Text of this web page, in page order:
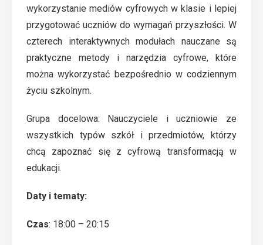
wykorzystanie mediów cyfrowych w klasie i lepiej
przygotować uczniów do wymagań przyszłości. W
czterech interaktywnych modułach nauczane są
praktyczne metody i narzędzia cyfrowe, które
można wykorzystać bezpośrednio w codziennym
życiu szkolnym.
Grupa docelowa: Nauczyciele i uczniowie ze
wszystkich typów szkół i przedmiotów, którzy
chcą zapoznać się z cyfrową transformacją w
edukacji.
Daty i tematy:
Czas: 18:00 – 20:15